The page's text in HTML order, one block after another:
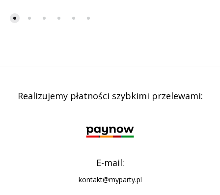
Realizujemy płatności szybkimi przelewami:
E-mail:
kontakt@myparty.pl